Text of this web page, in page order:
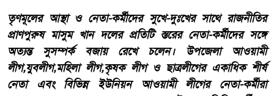
​তৃণমূলের আস্থা ও নেতা-কর্মীদের সুখে-দুঃখের সাথে রাজনীতির
প্রাণপুরুষ মাসুম খান দলের প্রতিটি স্তরের নেতা-কর্মীদের সঙ্গে
অত্যন্ত সুসম্পর্ক বজায় রেখে চলেন। উপজেলা আওয়ামী
লীগ,যুবলীগ,মহিলা লীগ,কৃষক লীগ ও ছাত্রলীগের একাধিক শীর্ষ
নেতা এবং বিভিন্ন ইউনিয়ন আওয়ামী লীগের নেতা-কর্মীরা